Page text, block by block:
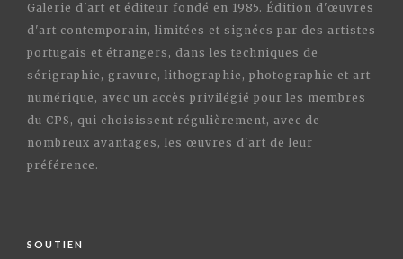
Galerie d'art et éditeur fondé en 1985. Édition d'œuvres
d'art contemporain, limitées et signées par des artistes
portugais et étrangers, dans les techniques de
sérigraphie, gravure, lithographie, photographie et art
numérique, avec un accès privilégié pour les membres
du CPS, qui choisissent régulièrement, avec de
nombreux avantages, les œuvres d'art de leur
préférence.
SOUTIEN